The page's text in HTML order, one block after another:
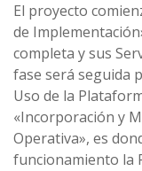
El proyecto
de
completa y sus
fase será seguida
Uso de la
«Incorporación y
Operativa», es
funcionamiento la